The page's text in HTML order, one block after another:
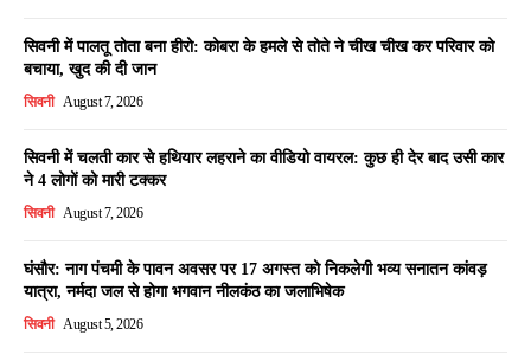
सिवनी में पालतू तोता बना हीरो: कोबरा के हमले से तोते ने चीख चीख कर परिवार को
बचाया, खुद की दी जान
सिवनी August 7, 2026
सिवनी में चलती कार से हथियार लहराने का वीडियो वायरल: कुछ ही देर बाद उसी कार
ने 4 लोगों को मारी टक्कर
सिवनी August 7, 2026
घंसौर: नाग पंचमी के पावन अवसर पर 17 अगस्त को निकलेगी भव्य सनातन कांवड़
यात्रा, नर्मदा जल से होगा भगवान नीलकंठ का जलाभिषेक
सिवनी August 5, 2026